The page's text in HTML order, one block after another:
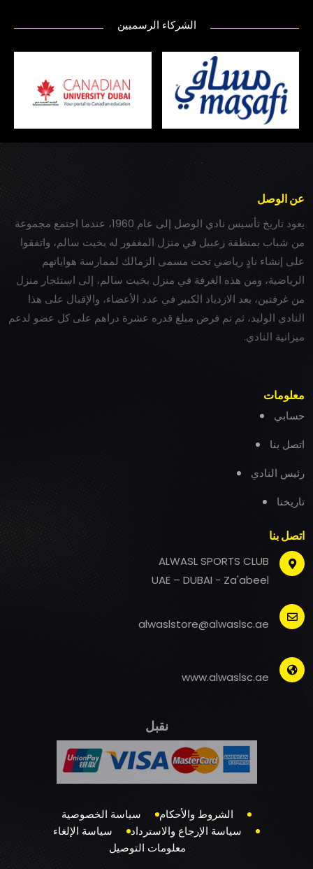
الشركاء الرسميين
عن الوصل
يعود تاريخ تأسيس نادي الوصل إلى عام 1960، عندما اجتمع مجموعة
من شباب بمنطقة زعبيل في منزل المغفور له بخيت سالم، واتفقوا
على إنشاء نادٍ رياضي تحت مسمى الزمالك لممارسة هواياتهم
الرياضية، ومن هذه الغرفة في منزل بخيت سالم، إلى استئجار منزل
من غرفتين، بعد الازدياد الكبير في عدد الأعضاء، والإقبال على هذا
النادي الوليد، ثم تم فرض مبلغ قدره عشرة دراهم على كل عضو لدعم
ميزانية النادي.
معلومات
حسابي
اتصل بنا
رئيس النادي
تاريخنا
اتصل بنا
ALWASL SPORTS CLUB
UAE – DUBAI - Za'abeel
alwaslstore@alwaslsc.ae
www.alwaslsc.ae
نقبل
الشروط والأحكام
سياسة الخصوصية
سياسة الإرجاع والاسترداد
سياسة الإلغاء
معلومات التوصيل